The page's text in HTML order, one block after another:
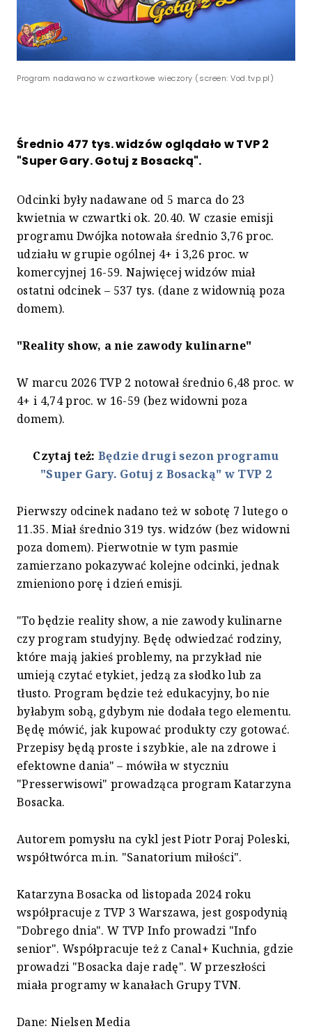
Program nadawano w czwartkowe wieczory (screen: Vod.tvp.pl)
Średnio 477 tys. widzów oglądało w TVP 2
"Super Gary. Gotuj z Bosacką".
Odcinki były nadawane od 5 marca do 23
kwietnia w czwartki ok. 20.40. W czasie emisji
programu Dwójka notowała średnio 3,76 proc.
udziału w grupie ogólnej 4+ i 3,26 proc. w
komercyjnej 16-59. Najwięcej widzów miał
ostatni odcinek – 537 tys. (dane z widownią poza
domem).
"Reality show, a nie zawody kulinarne"
W marcu 2026 TVP 2 notował średnio 6,48 proc. w
4+ i 4,74 proc. w 16-59 (bez widowni poza
domem).
Czytaj też:Będzie drugi sezon programu
"Super Gary. Gotuj z Bosacką" w TVP 2
Pierwszy odcinek nadano też w sobotę 7 lutego o
11.35. Miał średnio 319 tys. widzów (bez widowni
poza domem). Pierwotnie w tym pasmie
zamierzano pokazywać kolejne odcinki, jednak
zmieniono porę i dzień emisji.
"To będzie reality show, a nie zawody kulinarne
czy program studyjny. Będę odwiedzać rodziny,
które mają jakieś problemy, na przykład nie
umieją czytać etykiet, jedzą za słodko lub za
tłusto. Program będzie też edukacyjny, bo nie
byłabym sobą, gdybym nie dodała tego elementu.
Będę mówić, jak kupować produkty czy gotować.
Przepisy będą proste i szybkie, ale na zdrowe i
efektowne dania" – mówiła w styczniu
"Presserwisowi" prowadząca program Katarzyna
Bosacka.
Autorem pomysłu na cykl jest Piotr Poraj Poleski,
współtwórca m.in. "Sanatorium miłości".
Katarzyna Bosacka od listopada 2024 roku
współpracuje z TVP 3 Warszawa, jest gospodynią
"Dobrego dnia". W TVP Info prowadzi "Info
senior". Współpracuje też z Canal+ Kuchnia, gdzie
prowadzi "Bosacka daje radę". W przeszłości
miała programy w kanałach Grupy TVN.
Dane: Nielsen Media